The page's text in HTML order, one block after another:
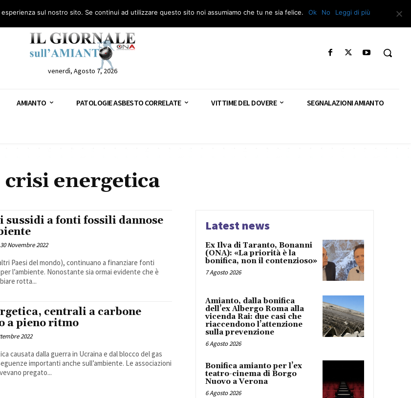
Consulenza legale gratuita: civile, penale e lavoro Segnala – AGN Segnala – Repac
venerdì, Agosto 7, 2026
AMIANTO PATOLOGIE ASBESTO CORRELATE VITTIME DEL DOVERE SEGNALAZIONI AMIANTO
crisi energetica
sussidi a fonti fossili dannose
30 Novembre 2022
Paesi del mondo), continuano a finanziare fonti
l’ambiente. Nonostante sia ormai evidente che è
rotta...
centrali a carbone
a pieno ritmo
2022
causata dalla guerra in Ucraina e dal blocco del gas
importanti anche sull’ambiente. Le associazioni
pregato...
Latest news
Ex Ilva di Taranto, Bonanni
(ONA): «La priorità è la
bonifica, non il contenzioso»
7 Agosto 2026
Amianto, dalla bonifica
dell’ex Albergo Roma alla
vicenda Rai: due casi che
riaccendono l’attenzione
sulla prevenzione
6 Agosto 2026
Bonifica amianto per l’ex
teatro-cinema di Borgo
Nuovo a Verona
6 Agosto 2026
sul nostro sito. Se continui ad utilizzare questo sito noi assumiamo che tu ne sia felice. Ok No Leggi di più